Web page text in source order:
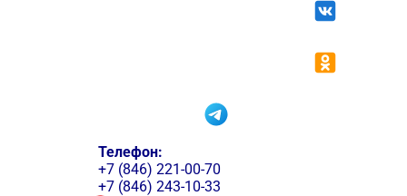
Телефон:
+7 (846) 221-00-70
+7 (846) 243-10-33